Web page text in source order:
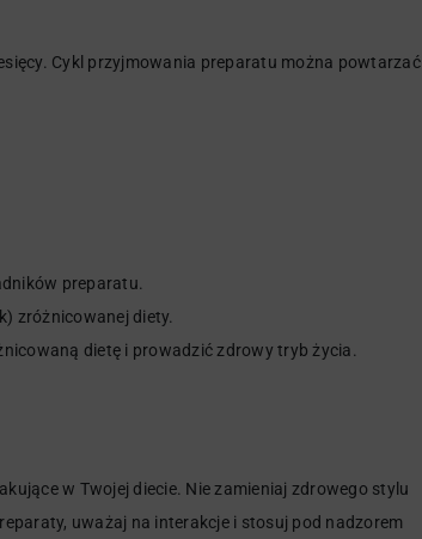
Cykl przyjmowania preparatu można powtarzać
preparatu.
zróżnicowanej diety.
dietę i prowadzić zdrowy tryb życia.
w Twojej diecie. Nie zamieniaj zdrowego stylu
uważaj na interakcje i stosuj pod nadzorem